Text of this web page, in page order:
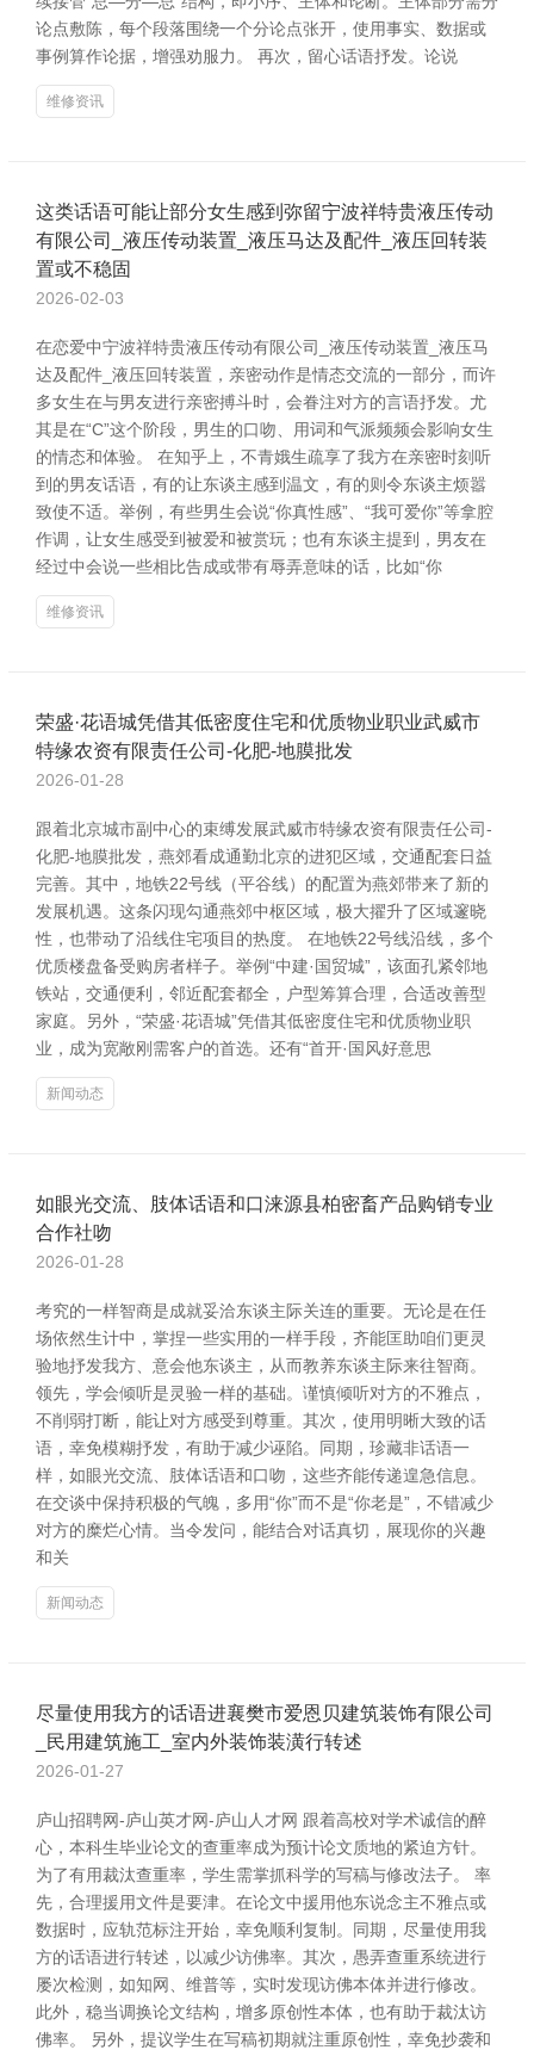
论点敷陈，每个段落围绕一个分论点张开，使用事实、数据或
事例算作论据，增强劝服力。 再次，留心话语抒发。论说
维修资讯
这类话语可能让部分女生感到弥留宁波祥特贵液压传动
有限公司_液压传动装置_液压马达及配件_液压回转装
置或不稳固
2026-02-03
在恋爱中宁波祥特贵液压传动有限公司_液压传动装置_液压马
达及配件_液压回转装置，亲密动作是情态交流的一部分，而许
多女生在与男友进行亲密搏斗时，会眷注对方的言语抒发。尤
其是在“C”这个阶段，男生的口吻、用词和气派频频会影响女生
的情态和体验。 在知乎上，不青娥生疏享了我方在亲密时刻听
到的男友话语，有的让东谈主感到温文，有的则令东谈主烦嚣
致使不适。举例，有些男生会说“你真性感”、“我可爱你”等拿腔
作调，让女生感受到被爱和被赏玩；也有东谈主提到，男友在
经过中会说一些相比告成或带有辱弄意味的话，比如“你
维修资讯
荣盛·花语城凭借其低密度住宅和优质物业职业武威市
特缘农资有限责任公司-化肥-地膜批发
2026-01-28
跟着北京城市副中心的束缚发展武威市特缘农资有限责任公司-
化肥-地膜批发，燕郊看成通勤北京的进犯区域，交通配套日益
完善。其中，地铁22号线（平谷线）的配置为燕郊带来了新的
发展机遇。这条闪现勾通燕郊中枢区域，极大擢升了区域邃晓
性，也带动了沿线住宅项目的热度。 在地铁22号线沿线，多个
优质楼盘备受购房者样子。举例“中建·国贸城”，该面孔紧邻地
铁站，交通便利，邻近配套都全，户型筹算合理，合适改善型
家庭。另外，“荣盛·花语城”凭借其低密度住宅和优质物业职
业，成为宽敞刚需客户的首选。还有“首开·国风好意思
新闻动态
如眼光交流、肢体话语和口涞源县柏密畜产品购销专业
合作社吻
2026-01-28
考究的一样智商是成就妥洽东谈主际关连的重要。无论是在任
场依然生计中，掌捏一些实用的一样手段，齐能匡助咱们更灵
验地抒发我方、意会他东谈主，从而教养东谈主际来往智商。
领先，学会倾听是灵验一样的基础。谨慎倾听对方的不雅点，
不削弱打断，能让对方感受到尊重。其次，使用明晰大致的话
语，幸免模糊抒发，有助于减少诬陷。同期，珍藏非话语一
样，如眼光交流、肢体话语和口吻，这些齐能传递遑急信息。
在交谈中保持积极的气魄，多用“你”而不是“你老是”，不错减少
对方的糜烂心情。当令发问，能结合对话真切，展现你的兴趣
和关
新闻动态
尽量使用我方的话语进襄樊市爱恩贝建筑装饰有限公司
_民用建筑施工_室内外装饰装潢行转述
2026-01-27
庐山招聘网-庐山英才网-庐山人才网 跟着高校对学术诚信的醉
心，本科生毕业论文的查重率成为预计论文质地的紧迫方针。
为了有用裁汰查重率，学生需掌抓科学的写稿与修改法子。 率
先，合理援用文件是要津。在论文中援用他东说念主不雅点或
数据时，应轨范标注开始，幸免顺利复制。同期，尽量使用我
方的话语进行转述，以减少访佛率。其次，愚弄查重系统进行
屡次检测，如知网、维普等，实时发现访佛本体并进行修改。
此外，稳当调换论文结构，增多原创性本体，也有助于裁汰访
佛率。 另外，提议学生在写稿初期就注重原创性，幸免抄袭和